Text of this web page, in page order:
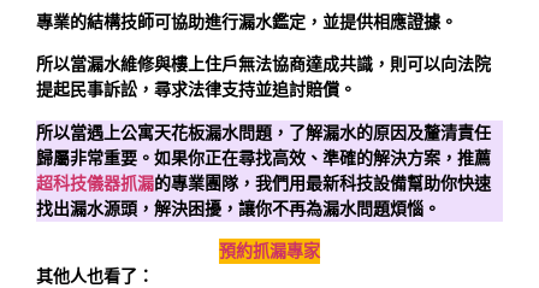
專業的結構技師可協助進行漏水鑑定，並提供相應證據。
所以當漏水維修與樓上住戶無法協商達成共識，則可以向法院
提起民事訴訟，尋求法律支持並追討賠償。
所以當遇上公寓天花板漏水問題，了解漏水的原因及釐清責任
歸屬非常重要。如果你正在尋找高效、準確的解決方案，推薦
超科技儀器抓漏的專業團隊，我們用最新科技設備幫助你快速
找出漏水源頭，解決困擾，讓你不再為漏水問題煩惱。
預約抓漏專家
其他人也看了：